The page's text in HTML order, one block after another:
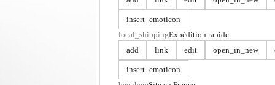
insert_emoticon
local_shippingExpédition rapide
add
link edit open_in_new
insert_emoticon